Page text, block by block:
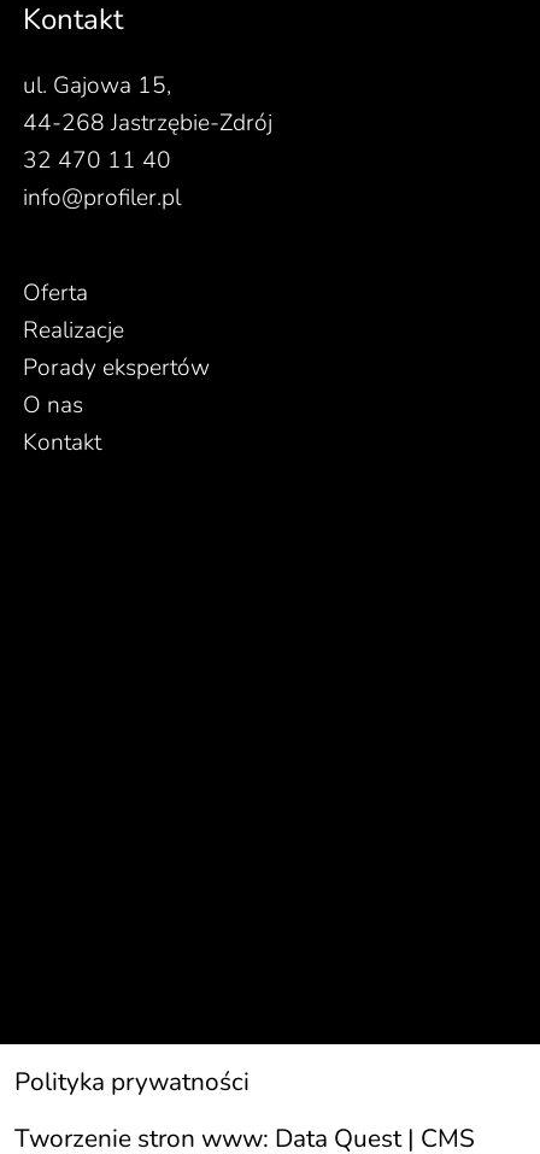
Kontakt
ul. Gajowa 15,
44-268 Jastrzębie-Zdrój
32 470 11 40
info@profiler.pl
Oferta
Realizacje
Porady ekspertów
O nas
Kontakt
Polityka prywatności
Tworzenie stron www: Data Quest | CMS